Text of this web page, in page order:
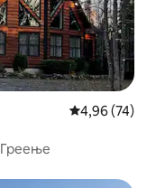
Просечна
4,96 (74)
Греење